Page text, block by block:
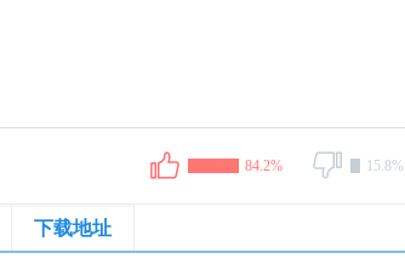
84.2% 15.8%
下载地址